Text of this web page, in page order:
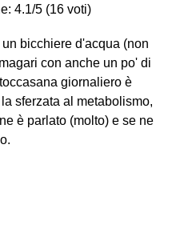
4.1/5 (16 voti)
bicchiere d'acqua (non
con anche un po' di
giornaliero è
sferzata al metabolismo,
è parlato (molto) e se ne